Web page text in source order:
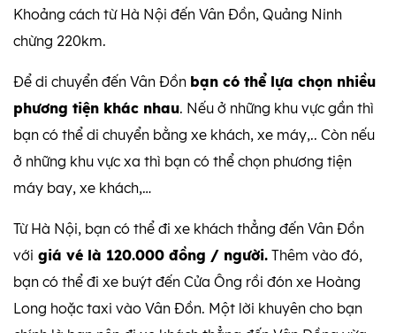
Khoảng cách từ Hà Nội đến Vân Đồn, Quảng Ninh
chừng 220km.
Để di chuyển đến Vân Đồn bạn có thể lựa chọn nhiều
phương tiện khác nhau. Nếu ở những khu vực gần thì
bạn có thể di chuyển bằng xe khách, xe máy,.. Còn nếu
ở những khu vực xa thì bạn có thể chọn phương tiện
máy bay, xe khách,…
Từ Hà Nội, bạn có thể đi xe khách thẳng đến Vân Đồn
với giá vé là 120.000 đồng / người. Thêm vào đó,
bạn có thể đi xe buýt đến Cửa Ông rồi đón xe Hoàng
Long hoặc taxi vào Vân Đồn. Một lời khuyên cho bạn